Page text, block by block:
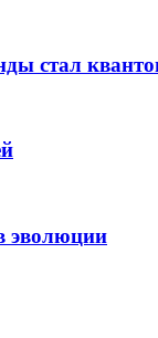
стал
эволюции